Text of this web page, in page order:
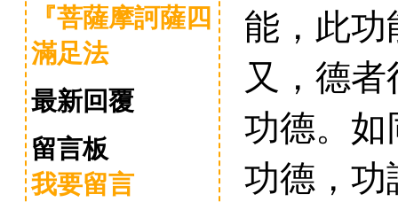
『菩薩摩訶薩四
滿足法
最新回覆
留言板
我要留言
能，此
又，德
功德。
功德，